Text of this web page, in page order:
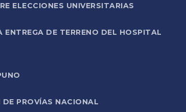
ELECCIONES UNIVERSITARIAS
DE TERRENO DEL HOSPITAL
PROVÍAS NACIONAL